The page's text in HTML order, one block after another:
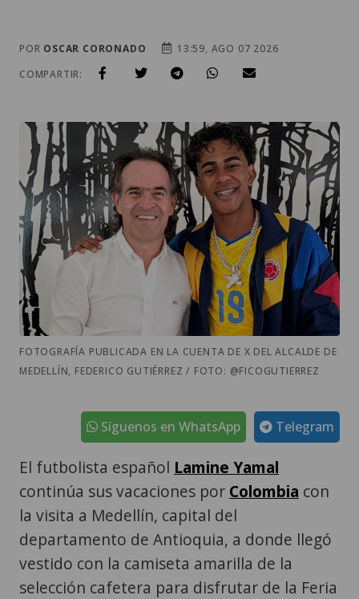
POR OSCAR CORONADO
13:59, AGO 07 2026
COMPARTIR:
FOTOGRAFÍA PUBLICADA EN LA CUENTA DE X DEL ALCALDE DE
MEDELLÍN, FEDERICO GUTIÉRREZ / FOTO: @FICOGUTIERREZ
Telegram
Síguenos en WhatsApp
El futbolista español Lamine Yamal
continúa sus vacaciones por Colombia con
la visita a Medellín, capital del
departamento de Antioquia, a donde llegó
vestido con la camiseta amarilla de la
selección cafetera para disfrutar de la Feria